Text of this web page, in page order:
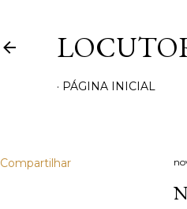
PÁGINA INICIAL
Compartilhar